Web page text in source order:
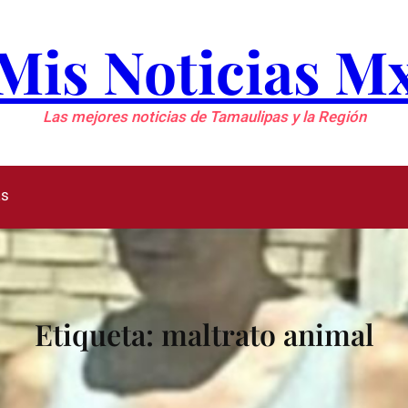
Noticias
Las mejores noticias de Tamaulipas y la Región
Etiqueta: maltrato animal